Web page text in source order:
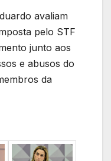
avaliam
pelo STF
junto aos
e abusos do
da